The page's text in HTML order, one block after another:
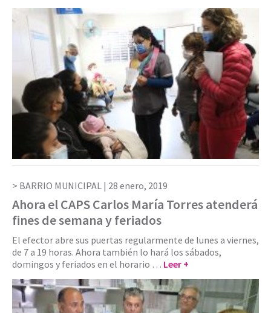
BARRIO MUNICIPAL | 28 enero, 2019
Ahora el CAPS Carlos María Torres atenderá
fines de semana y feriados
El efector abre sus puertas regularmente de lunes a viernes,
de 7 a 19 horas. Ahora también lo hará los sábados,
domingos y feriados en el horario … Leer +